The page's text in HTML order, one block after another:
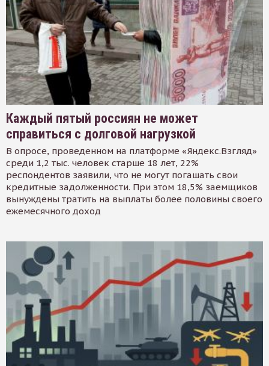
Каждый пятый россиян не может
справиться с долговой нагрузкой
В опросе, проведенном на платформе «Яндекс.Взгляд»
среди 1,2 тыс. человек старше 18 лет, 22%
респондентов заявили, что не могут погашать свои
кредитные задолженности. При этом 18,5% заемщиков
вынуждены тратить на выплаты более половины своего
ежемесячного доход